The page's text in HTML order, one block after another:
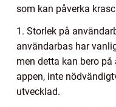
som kan påverka
1. Storlek på
användarbas har
men detta kan bero
appen, inte
utvecklad.